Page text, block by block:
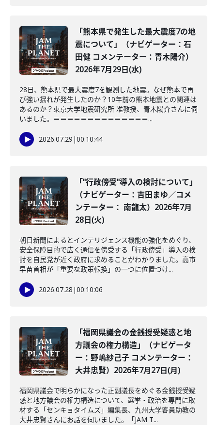
「熊本県で発生した最大震度7の地
震について」（ナビゲーター：石
田健 コメンテーター：青木陽介）
2026年7月29日(水)
28日、熊本県で最大震度7を観測した地震。なぜ熊本で再
び強い揺れが発生したのか？10年前の熊本地震との関連は
あるのか？東京大学地震研究所 准教授、青木陽介さんに伺
いました。＝＝＝＝＝＝＝＝＝＝＝＝＝＝...
2026.07.29 |00:10:44
「"行政傍受"導入の検討について」
（ナビゲーター：吉田まゆ／コメ
ンテーター： 南龍太）2026年7月
28日(火)
朝日新聞によるとインテリジェンス機能の強化をめぐり、
安全保障目的で広く通信を傍受する「行政傍受」導入の検
討を自民党が近く政府に求めることがわかりました。高市
早苗首相が「重要な政策転換」の一つに位置づけ...
2026.07.28 |00:10:06
「福岡県議会の金銭授受疑惑と地
方議会の権力構造」（ナビゲータ
ー：野嶋紗己子 コメンテーター：
大井忠賢）2026年7月27日(月)
福岡県議会で明らかになった正副議長をめぐる金銭授受疑
惑と地方議会の権力構造について、選挙・政治を専門に取
材する「センキョタイムズ」編集長、九州大学客員助教の
大井忠賢さんにお話を伺いました。「JAM T...